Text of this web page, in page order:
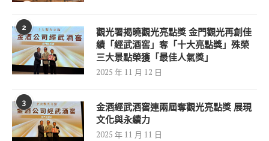
2
觀光署揭曉觀光亮點獎 金門觀光再創佳
績「經武酒窖」奪「十大亮點獎」殊榮
三大景點榮獲「最佳人氣獎」
2025 年 11 月 12 日
3
金酒經武酒窖連兩屆奪觀光亮點獎 展現
文化與永續力
2025 年 11 月 11 日